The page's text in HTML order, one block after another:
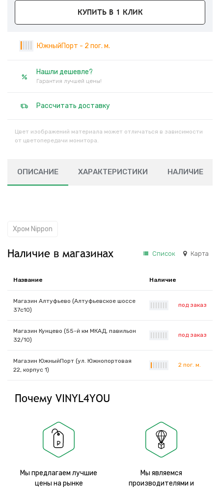
КУПИТЬ В 1 КЛИК
ЮжныйПорт - 2 пог. м.
Нашли дешевле?
Гарантия лучшей цены!
Рассчитать доставку
Цвет изображений материала может отличаться в зависимости
от цветопередачи монитора.
ОПИСАНИЕ ХАРАКТЕРИСТИКИ НАЛИЧИЕ
Хром Nippon
Наличие в магазинах Список Карта
Название Наличие
Магазин Алтуфьево (Алтуфьевское шоссе
37с10)
под заказ
Магазин Кунцево (55-й км МКАД, павильон
32/10)
под заказ
Магазин ЮжныйПорт (ул. Южнопортовая
22, корпус 1)
2 пог. м.
Почему VINYL4YOU
Мы предлагаем лучшие
цены на рынке
Мы являемся
производителями и